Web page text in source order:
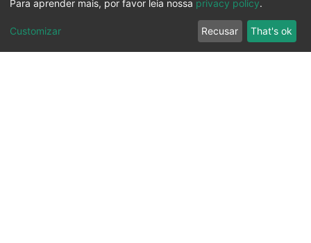
Para aprender mais, por favor leia nossa privacy policy.
Customizar Recusar That's ok